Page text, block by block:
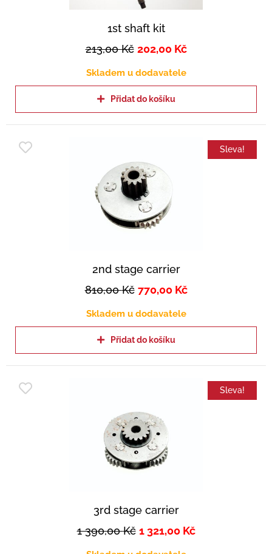
1st shaft kit
213,00Kč 202,00 Kč
Skladem u dodavatele
Přidat do košíku
Sleva!
2nd stage carrier
810,00Kč 770,00 Kč
Skladem u dodavatele
Přidat do košíku
Sleva!
3rd stage carrier
1 390,00Kč 1 321,00 Kč